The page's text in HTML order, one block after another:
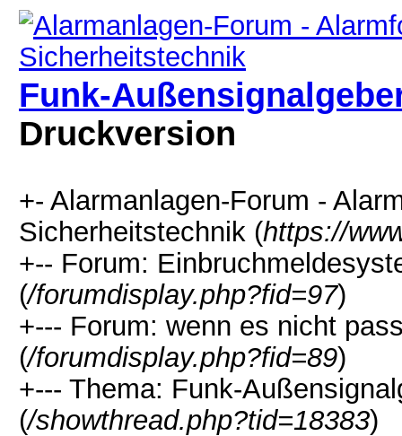
Funk-
Druckversion
+- Alarmanlagen-Forum -
Sicherheitstechnik (https://
+-- Forum:
(/forumdisplay.php?fid=97)
+--- Forum: wenn es nicht
(/forumdisplay.php?fid=89)
+--- Thema: Funk-
(/showthread.php?tid=18383)